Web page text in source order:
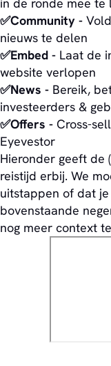
✅Community -
nieuws te delen
✅Embed - Laat de
website verlopen
✅News - Bereik,
investeerders &
✅Offers - Cross-
Eyevestor
Hieronder geeft de
reistijd erbij. We
uitstappen of dat
bovenstaande
nog meer context